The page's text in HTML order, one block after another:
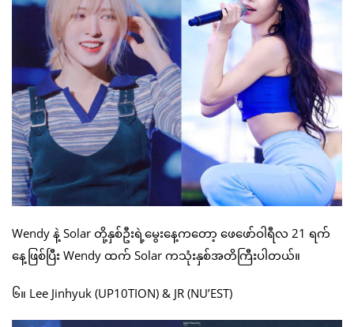
Wendy နဲ့ Solar တို့နှစ်ဦးရဲ့မွေးနေ့ကတော့ ဖေဖော်ဝါရီလ 21 ရက်
နေ့ဖြစ်ပြီး Wendy ထက် Solar ကသုံးနှစ်အတိကြီးပါတယ်။
၆။ Lee Jinhyuk (UP10TION) & JR (NU’EST)